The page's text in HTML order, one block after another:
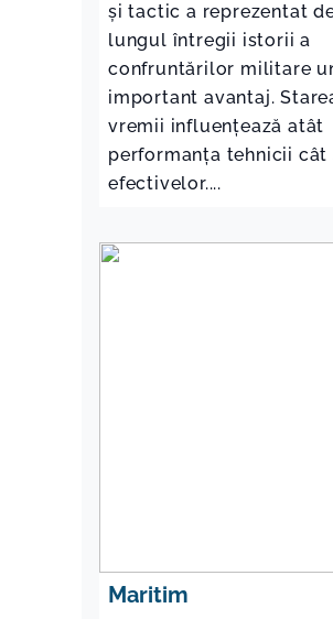
și tactic a reprezentat
lungul întregii istorii a
confruntărilor militare
important avantaj.
vremii influențează atât
performanța tehnicii cât
efectivelor....
Maritim